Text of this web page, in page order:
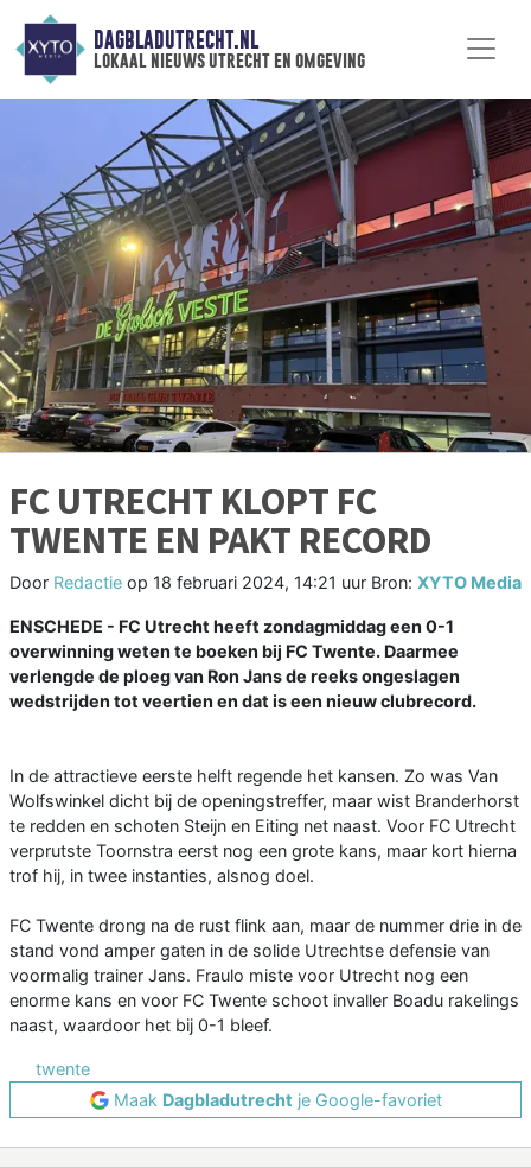
DAGBLADUTRECHT.NL
lokaal nieuws utrecht en omgeving
FC UTRECHT KLOPT FC
TWENTE EN PAKT RECORD
Door Redactie op 18 februari 2024, 14:21 uur Bron: XYTO Media
ENSCHEDE - FC Utrecht heeft zondagmiddag een 0-1
overwinning weten te boeken bij FC Twente. Daarmee
verlengde de ploeg van Ron Jans de reeks ongeslagen
wedstrijden tot veertien en dat is een nieuw clubrecord.
In de attractieve eerste helft regende het kansen. Zo was Van
Wolfswinkel dicht bij de openingstreffer, maar wist Branderhorst
te redden en schoten Steijn en Eiting net naast. Voor FC Utrecht
verprutste Toornstra eerst nog een grote kans, maar kort hierna
trof hij, in twee instanties, alsnog doel.
FC Twente drong na de rust flink aan, maar de nummer drie in de
stand vond amper gaten in de solide Utrechtse defensie van
voormalig trainer Jans. Fraulo miste voor Utrecht nog een
enorme kans en voor FC Twente schoot invaller Boadu rakelings
naast, waardoor het bij 0-1 bleef.
twente
Maak Dagbladutrecht je Google-favoriet